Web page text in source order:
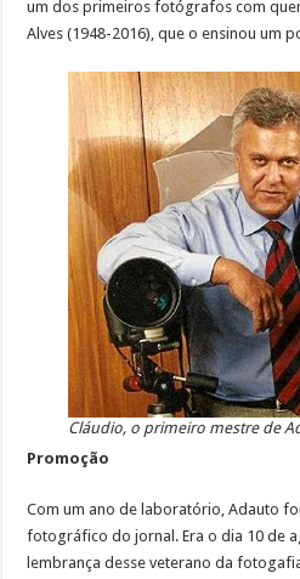
um dos primeiros fotógrafos com
Alves (1948-2016), que o ensinou um
Cláudio, o primeiro mestre de
Promoção
Com um ano de laboratório, Adauto
fotográfico do jornal. Era o dia 10 de
lembrança desse veterano da